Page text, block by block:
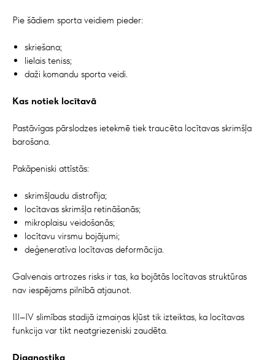
Pie šādiem sporta veidiem pieder:
skriešana;
lielais teniss;
daži komandu sporta veidi.
Kas notiek locītavā
Pastāvīgas pārslodzes ietekmē tiek traucēta locītavas skrimšļa
barošana.
Pakāpeniski attīstās:
skrimšļaudu distrofija;
locītavas skrimšļa retināšanās;
mikroplaisu veidošanās;
locītavu virsmu bojājumi;
deģeneratīva locītavas deformācija.
Galvenais artrozes risks ir tas, ka bojātās locītavas struktūras
nav iespējams pilnībā atjaunot.
III–IV slimības stadijā izmaiņas kļūst tik izteiktas, ka locītavas
funkcija var tikt neatgriezeniski zaudēta.
Diagnostika